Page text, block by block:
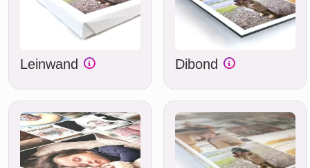
Leinwand Dibond